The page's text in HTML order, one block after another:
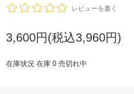
レビューを書く
3,600円(税込3,960円)
在庫状況 在庫 0 売切れ中